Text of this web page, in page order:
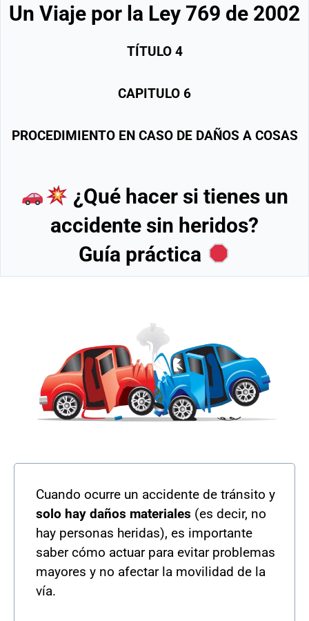
Un Viaje por la Ley 769 de 2002
TÍTULO 4
CAPITULO 6
PROCEDIMIENTO EN CASO DE DAÑOS A COSAS
¿Qué hacer si tienes un
accidente sin heridos?
Guía práctica
Cuando ocurre un accidente de tránsito y
solo hay daños materiales (es decir, no
hay personas heridas), es importante
saber cómo actuar para evitar problemas
mayores y no afectar la movilidad de la
vía.